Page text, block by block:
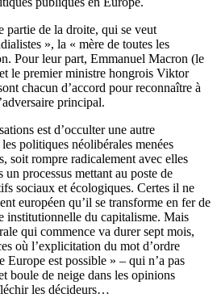
partie de la droite, qui se veut
», la « mère de toutes les
Pour leur part, Emmanuel Macron (le
le premier ministre hongrois Viktor
chacun d’accord pour reconnaître à
principal.
est d’occulter une autre
politiques néolibérales menées
soit rompre radicalement avec elles
un processus mettant au poste de
sociaux et écologiques. Certes il ne
européen qu’il se transforme en fer de
institutionnelle du capitalisme. Mais
qui commence va durer sept mois,
où l’explicitation du mot d’ordre
Europe est possible » – qui n’a pas
boule de neige dans les opinions
les décideurs…